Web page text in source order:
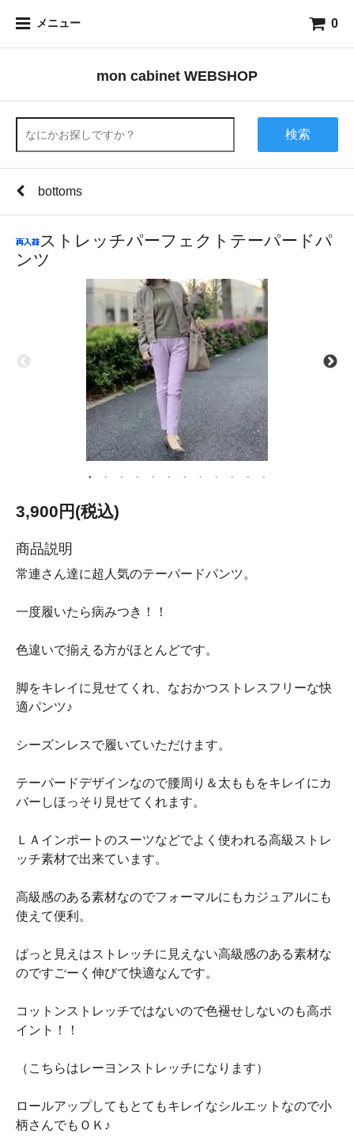
メニュー 0
mon cabinet WEBSHOP
検索
bottoms
ストレッチパーフェクトテーパードパ
ンツ
3,900円(税込)
商品説明
常連さん達に超人気のテーパードパンツ。
一度履いたら病みつき！！
色違いで揃える方がほとんどです。
脚をキレイに見せてくれ、なおかつストレスフリーな快
適パンツ♪
シーズンレスで履いていただけます。
テーパードデザインなので腰周り＆太ももをキレイにカ
バーしほっそり見せてくれます。
ＬＡインポートのスーツなどでよく使われる高級ストレ
ッチ素材で出来ています。
高級感のある素材なのでフォーマルにもカジュアルにも
使えて便利。
ぱっと見えはストレッチに見えない高級感のある素材な
のですごーく伸びて快適なんです。
コットンストレッチではないので色褪せしないのも高ポ
イント！！
（こちらはレーヨンストレッチになります）
ロールアップしてもとてもキレイなシルエットなので小
柄さんでもＯＫ♪